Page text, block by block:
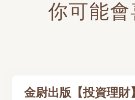
你可能會
金尉出版【投資理財